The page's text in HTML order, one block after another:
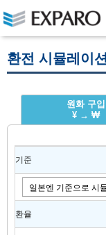
환전 시뮬레이션
원화 구입
¥ → ₩
기준
환율